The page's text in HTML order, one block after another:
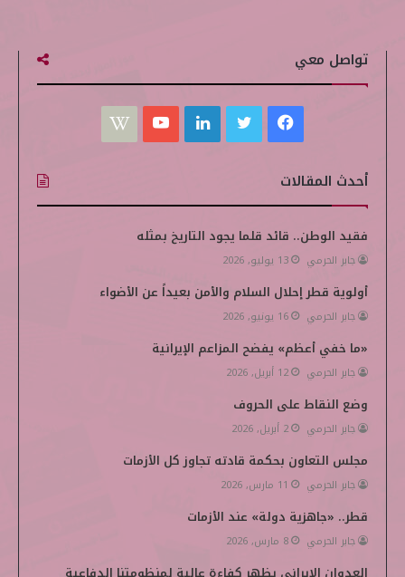
تواصل معي
س
ب
و
ك
ي
ت
ر
ن
ك
إ
ن
ت
ي
ب
k
e
أحدث المقالات
فقيد الوطن.. قائد قلما يجود التاريخ بمثله
جابر الحرمي 13 يوليو, 2026
أولوية قطر إحلال السلام والأمن بعيداً عن الأضواء
جابر الحرمي 16 يونيو, 2026
«ما خفي أعظم» يفضح المزاعم الإيرانية
جابر الحرمي 12 أبريل, 2026
وضع النقاط على الحروف
جابر الحرمي 2 أبريل, 2026
مجلس التعاون بحكمة قادته تجاوز كل الأزمات
جابر الحرمي 11 مارس, 2026
قطر.. «جاهزية دولة» عند الأزمات
جابر الحرمي 8 مارس, 2026